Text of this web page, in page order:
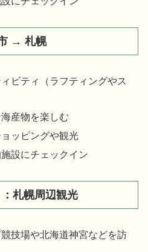
→ 札幌
ィビティ（ラフティングやス
産物を楽しむ
ッピングや観光
設にチェックイン
札幌周辺観光
競技場や北海道神宮などを訪